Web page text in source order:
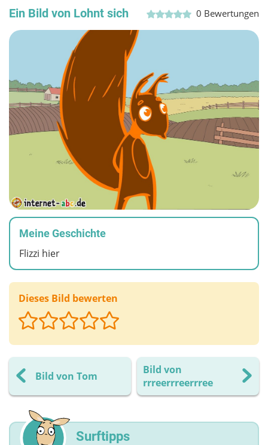
Ein Bild von Lohnt sich 0 Bewertungen
Meine Geschichte
Flizzi hier
Dieses Bild bewerten
Bild von Tom
Bild von
rrreerrreerrree
Surftipps